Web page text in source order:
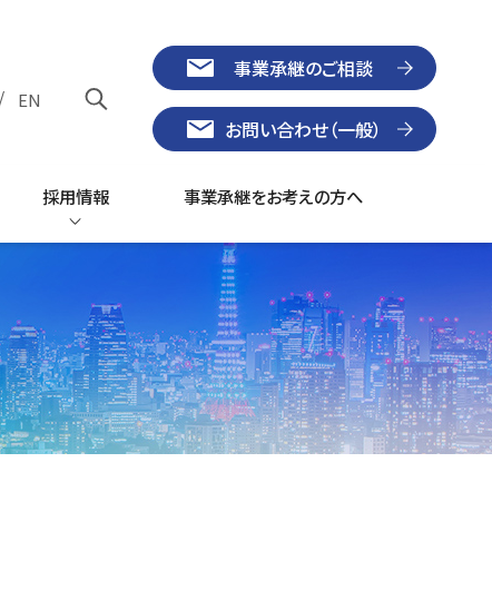
EN
/
事業承継のご相談
お問い合わせ（一般）
採用情報 事業承継をお考えの方へ